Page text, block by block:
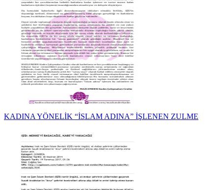
KADINA YÖNELİK “İSLAM ADINA” İŞLENEN ZULME